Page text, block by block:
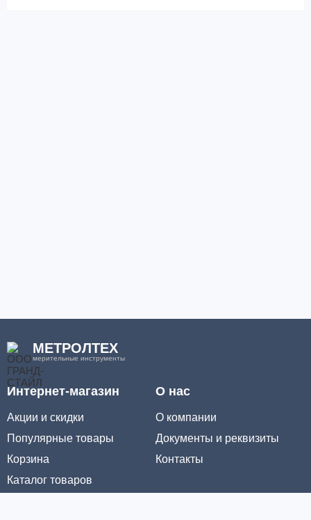
МЕТРОЛТЕХ
мерительные инструменты
Интернет-магазин
Акции и скидки
Популярные товары
Корзина
Каталог товаров
О нас
О компании
Документы и реквизиты
Контакты